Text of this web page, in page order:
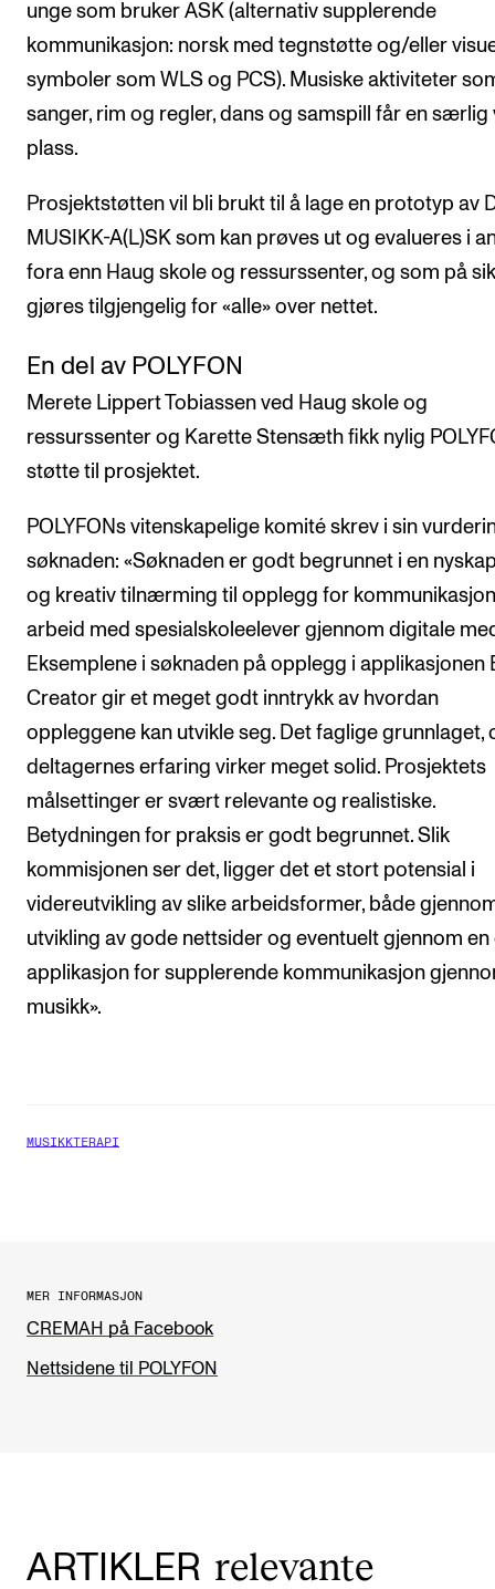
IN.TUNE
AKTUELT
Ledige stillinger
INFO
Kontakt oss
Finn ansatte
For ansatte og studenter
unge som bruker ASK (alternativ supplerende
kommunikasjon: norsk med tegnstøtte og/eller
symboler som WLS og PCS). Musiske aktiviteter
sanger, rim og regler, dans og samspill får en særlig
plass.
Prosjektstøtten vil bli brukt til å lage en prototyp av
MUSIKK-A(L)SK som kan prøves ut og evalueres i
fora enn Haug skole og ressurssenter, og som på
gjøres tilgjengelig for «alle» over nettet.
En del av POLYFON
Merete Lippert Tobiassen ved Haug skole og
ressurssenter og Karette Stensæth fikk nylig
støtte til prosjektet.
POLYFONs vitenskapelige komité skrev i sin
søknaden: «Søknaden er godt begrunnet i en
og kreativ tilnærming til opplegg for
arbeid med spesialskoleelever gjennom digitale
Eksemplene i søknaden på opplegg i applikasjonen
Creator gir et meget godt inntrykk av hvordan
oppleggene kan utvikle seg. Det faglige grunnlaget,
deltagernes erfaring virker meget solid. Prosjektets
målsettinger er svært relevante og realistiske.
Betydningen for praksis er godt begrunnet. Slik
kommisjonen ser det, ligger det et stort potensial i
videreutvikling av slike arbeidsformer, både
utvikling av gode nettsider og eventuelt gjennom en
applikasjon for supplerende kommunikasjon
musikk».
MUSIKKTERAPI
MER INFORMASJON
CREMAH på Facebook
Nettsidene til POLYFON
ARTIKLER relevante